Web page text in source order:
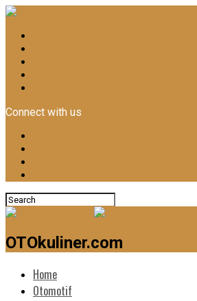
Connect with us
OTOkuliner.com
Home
Otomotif